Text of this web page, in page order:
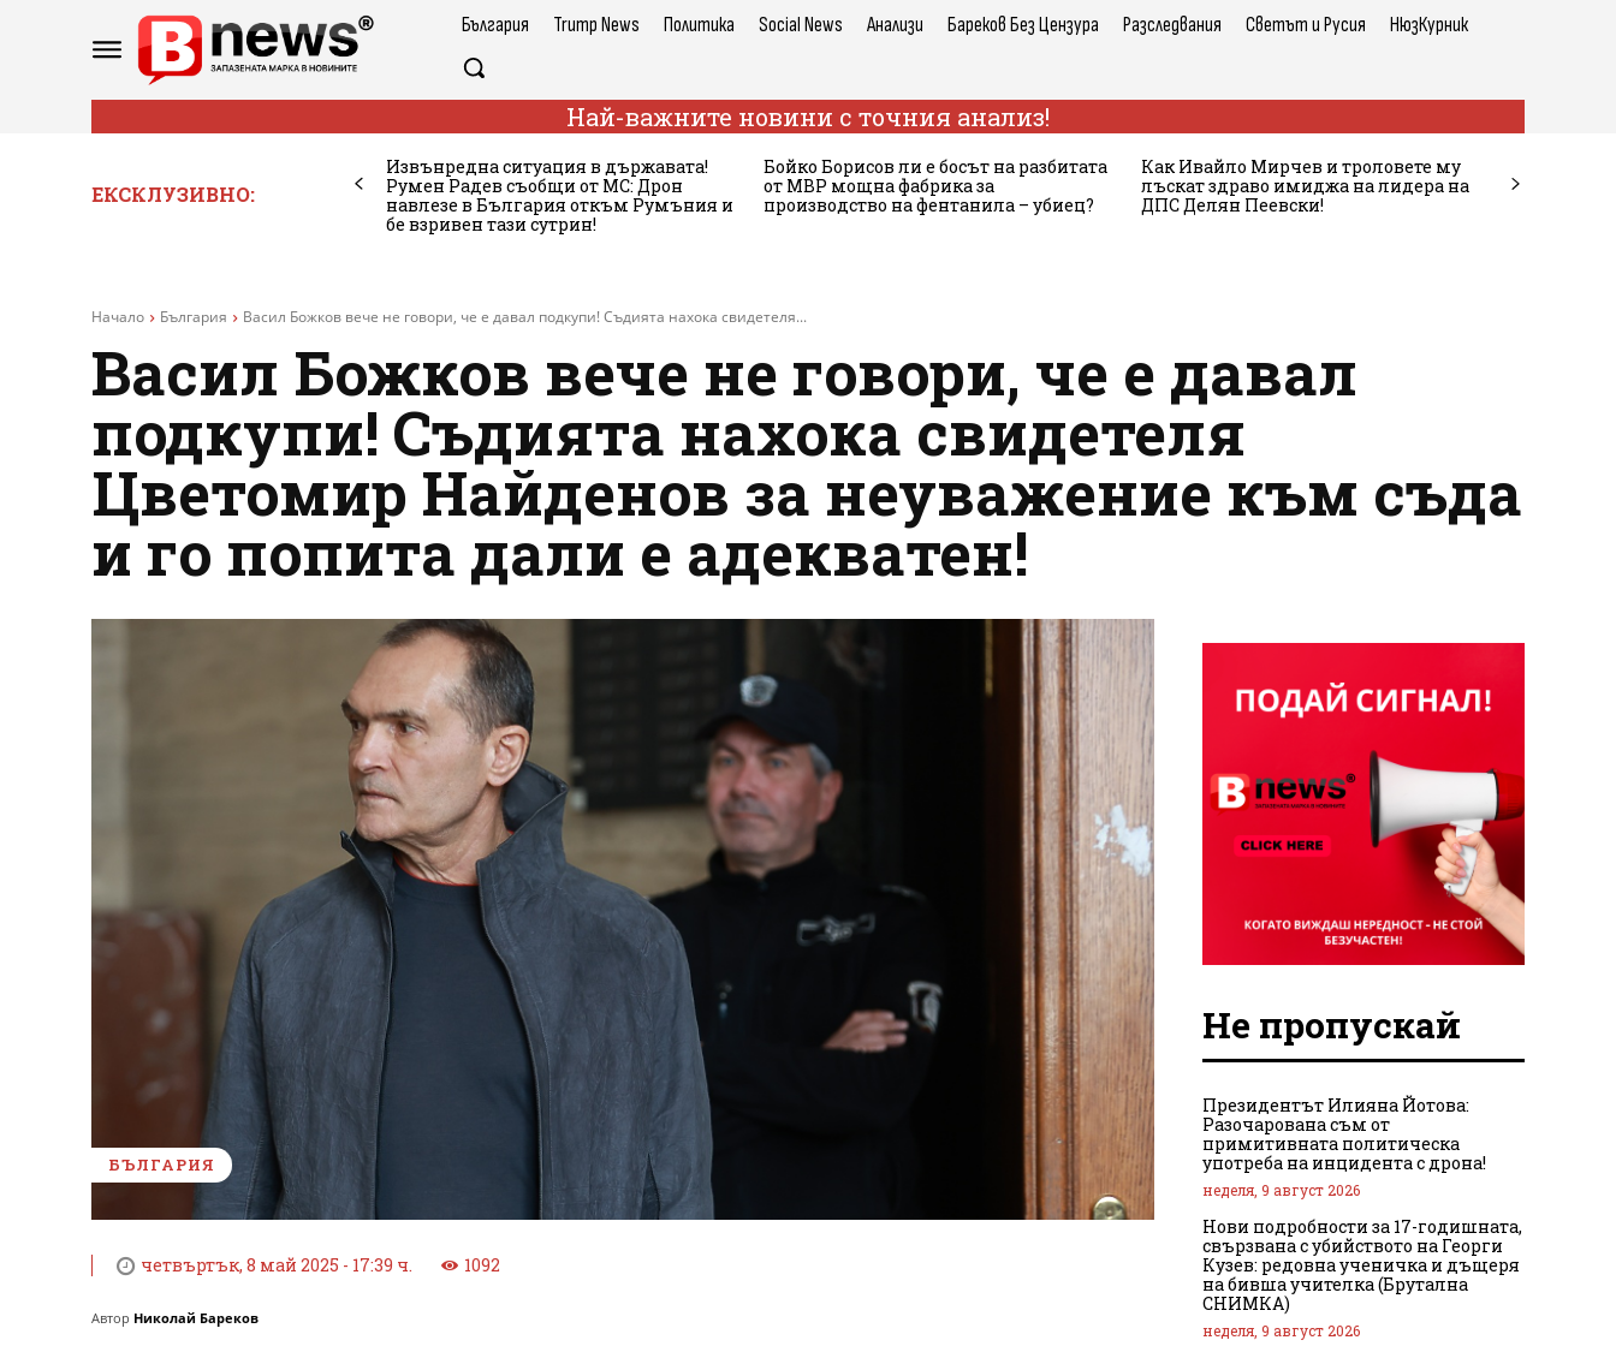
България Trump News Политика Social News Анализи Бареков Без Цензура Разследвания Светът и Русия НюзКурник
Най-важните новини с точния анализ!
ЕКСКЛУЗИВНО:
Извънредна ситуация в държавата!
Румен Радев съобщи от МС: Дрон
навлезе в България откъм Румъния и
бе взривен тази сутрин!
Бойко Борисов ли е босът на разбитата
от МВР мощна фабрика за
производство на фентанила – убиец?
Как Ивайло Мирчев и троловете му
лъскат здраво имиджа на лидера на
ДПС Делян Пеевски!
Начало България Васил Божков вече не говори, че е давал подкупи! Съдията нахока свидетеля...
Васил Божков вече не говори, че е давал
подкупи! Съдията нахока свидетеля
Цветомир Найденов за неуважение към съда
и го попита дали е адекватен!
БЪЛГАРИЯ
четвъртък, 8 май 2025 - 17:39 ч. 1092
Автор Николай Бареков
Не пропускай
Президентът Илияна Йотова:
Разочарована съм от
примитивната политическа
употреба на инцидента с дрона!
неделя, 9 август 2026
Нови подробности за 17-годишната,
свързвана с убийството на Георги
Кузев: редовна ученичка и дъщеря
на бивша учителка (Брутална
СНИМКА)
неделя, 9 август 2026